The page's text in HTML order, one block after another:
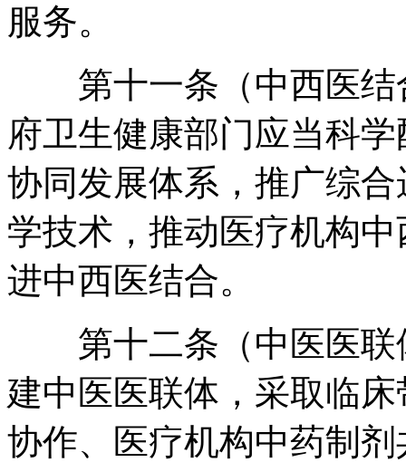
服务。
第十一条（中西医结
府卫生健康部门应当科
协同发展体系 ， 推广综
学技术 ， 推动医疗机构
进中西医结合。
第十二条（中医医联
建中医医联体 ， 采取临
协作、医疗机构中药制